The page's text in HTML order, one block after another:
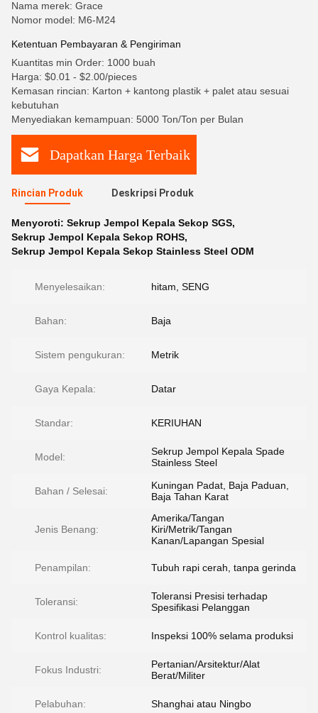
Nama merek: Grace
Nomor model: M6-M24
Ketentuan Pembayaran & Pengiriman
Kuantitas min Order: 1000 buah
Harga: $0.01 - $2.00/pieces
Kemasan rincian: Karton + kantong plastik + palet atau sesuai
kebutuhan
Menyediakan kemampuan: 5000 Ton/Ton per Bulan
Dapatkan Harga Terbaik
Rincian Produk Deskripsi Produk
Menyoroti: Sekrup Jempol Kepala Sekop SGS,
Sekrup Jempol Kepala Sekop ROHS,
Sekrup Jempol Kepala Sekop Stainless Steel ODM
Menyelesaikan: hitam, SENG
Bahan: Baja
Sistem pengukuran: Metrik
Gaya Kepala: Datar
Standar: KERIUHAN
Model:
Sekrup Jempol Kepala Spade
Stainless Steel
Bahan / Selesai:
Kuningan Padat, Baja Paduan,
Baja Tahan Karat
Jenis Benang:
Amerika/Tangan
Kiri/Metrik/Tangan
Kanan/Lapangan Spesial
Penampilan: Tubuh rapi cerah, tanpa gerinda
Toleransi:
Toleransi Presisi terhadap
Spesifikasi Pelanggan
Kontrol kualitas: Inspeksi 100% selama produksi
Fokus Industri:
Pertanian/Arsitektur/Alat
Berat/Militer
Pelabuhan: Shanghai atau Ningbo